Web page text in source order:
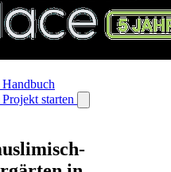
Handbuch
Projekt starten